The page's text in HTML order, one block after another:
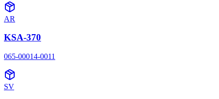
AR
KSA-370
065-00014-0011
SV